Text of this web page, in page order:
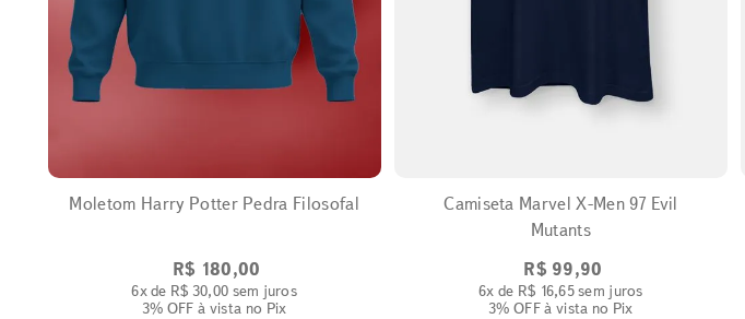
Moletom Harry Potter Pedra Filosofal
R$ 180,00
6x de R$ 30,00 sem juros
3% OFF à vista no Pix
Camiseta Marvel X-Men 97 Evil
Mutants
R$ 99,90
6x de R$ 16,65sem juros
3% OFFà vista no Pix